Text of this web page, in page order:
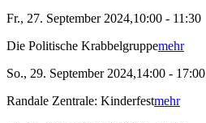
Fr., 27. September 2024,10:00 - 11:30
Die Politische Krabbelgruppemehr
So., 29. September 2024,14:00 - 17:00
Randale Zentrale: Kinderfestmehr